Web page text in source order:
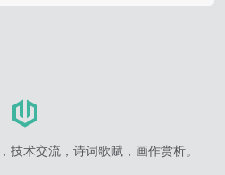
技术交流，诗词歌赋，画作赏析。